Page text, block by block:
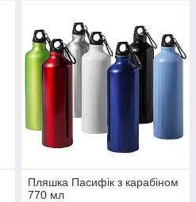
Пляшка Пасифік з карабіном
770 мл